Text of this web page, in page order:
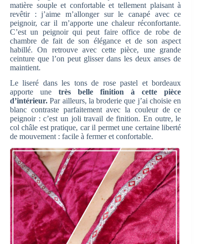
matière souple et confortable et tellement plaisant à
revêtir : j’aime m’allonger sur le canapé avec ce
peignoir, car il m’apporte une chaleur réconfortante.
C’est un peignoir qui peut faire office de robe de
chambre de fait de son élégance et de son aspect
habillé. On retrouve avec cette pièce, une grande
ceinture que l’on peut glisser dans les deux anses de
maintient.
Le liseré dans les tons de rose pastel et bordeaux
apporte une très belle finition à cette pièce
d’intérieur. Par ailleurs, la broderie que j’ai choisie en
blanc contraste parfaitement avec la couleur de ce
peignoir : c’est un joli travail de finition. En outre, le
col châle est pratique, car il permet une certaine liberté
de mouvement : facile à fermer et confortable.